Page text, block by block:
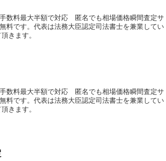
数料最大半額で対応 匿名でも相場価格瞬間査定サ
です。代表は法務大臣認定司法書士を兼業してい
きます。
数料最大半額で対応 匿名でも相場価格瞬間査定サ
です。代表は法務大臣認定司法書士を兼業してい
きます。